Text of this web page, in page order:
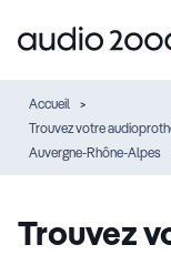
Accueil
Trouvez votre
Auvergne-Rhône-Alpes
Trouvez